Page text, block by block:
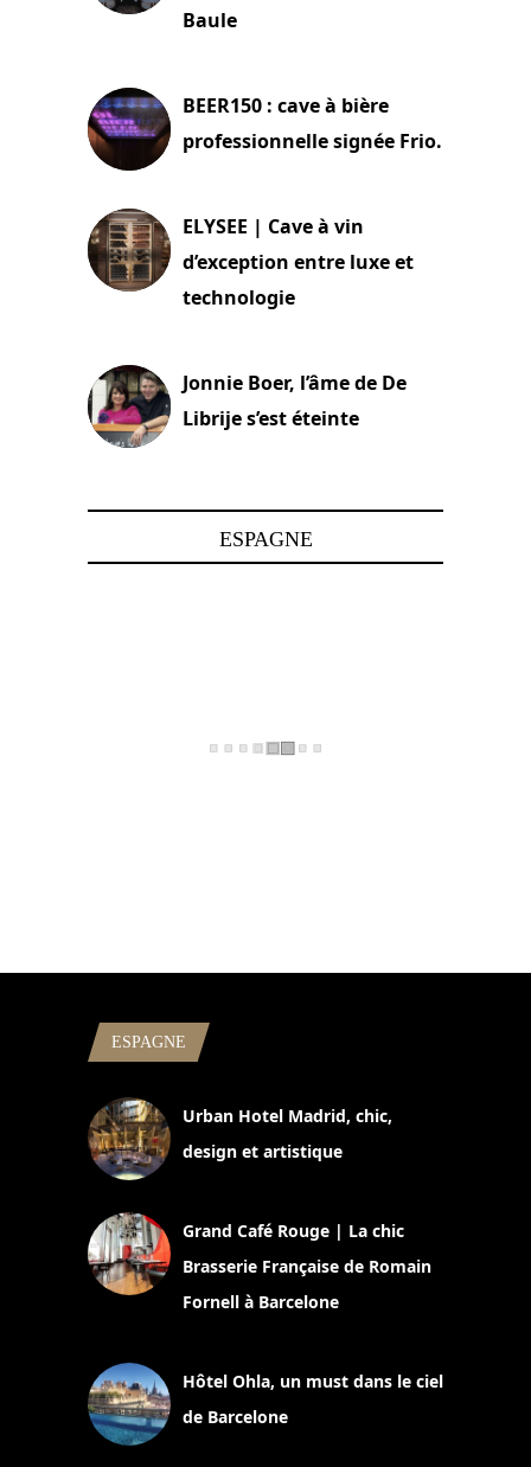
Baule
BEER150 : cave à bière
professionnelle signée Frio.
ELYSEE | Cave à vin
d’exception entre luxe et
technologie
Jonnie Boer, l’âme de De
Librije s’est éteinte
ESPAGNE
ESPAGNE
Urban Hotel Madrid, chic,
design et artistique
Grand Café Rouge | La chic
Brasserie Française de Romain
Fornell à Barcelone
Hôtel Ohla, un must dans le ciel
de Barcelone